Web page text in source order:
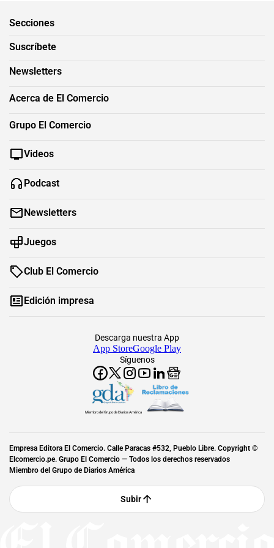
Secciones
Suscríbete
Newsletters
Acerca de El Comercio
Grupo El Comercio
Videos
Podcast
Newsletters
Juegos
Club El Comercio
Edición impresa
Síguenos
Descarga nuestra App
App StoreGoogle Play
Miembro del Grupo de Diarios América
Empresa Editora El Comercio. Calle Paracas #532, Pueblo Libre. Copyright ©
Elcomercio.pe. Grupo El Comercio — Todos los derechos reservados
Miembro del Grupo de Diarios América
Subir